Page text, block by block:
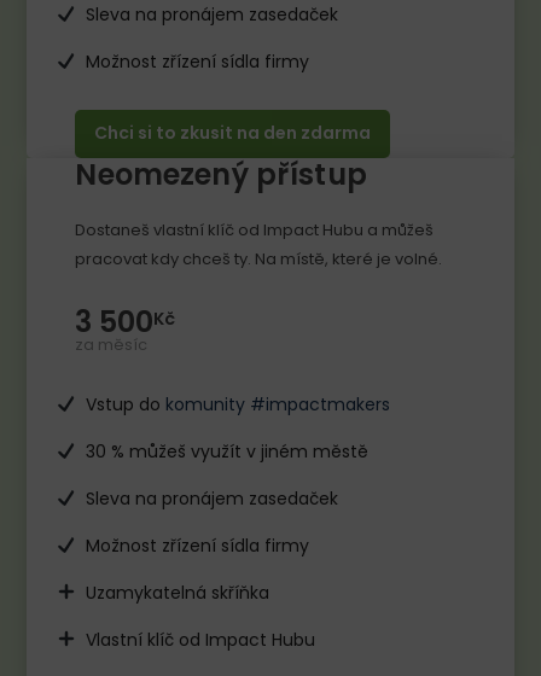
Sleva na pronájem zasedaček
Možnost zřízení sídla firmy
Chci si to zkusit na den zdarma
Neomezený přístup
Dostaneš vlastní klíč od Impact Hubu a můžeš
pracovat kdy chceš ty. Na místě, které je volné.
3 500Kč
za měsíc
Vstup do komunity #impactmakers
30 % můžeš využít v jiném městě
Sleva na pronájem zasedaček
Možnost zřízení sídla firmy
Uzamykatelná skříňka
Vlastní klíč od Impact Hubu